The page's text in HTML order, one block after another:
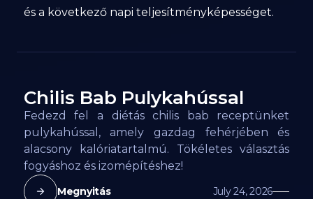
és a következő napi teljesítményképességet.
120kcal
Chilis Bab Pulykahússal
Fedezd fel a diétás chilis bab receptünket
pulykahússal, amely gazdag fehérjében és
alacsony kalóriatartalmú. Tökéletes választás
fogyáshoz és izomépítéshez!
Megnyitás July 24, 2026